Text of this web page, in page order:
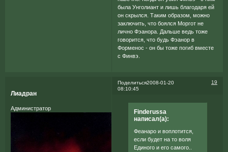
была Унголиант и лишь благодаря ей
он скрылся. Таким образом, можно
заключить, что боялся Моргот не
лично Фэанора. Дальше ведь тоже
говорится, что будь Фэанор в
Форменос - он бы тоже погиб вместе
с Финвэ.
Поделиться 19
2008-01-20
08:10:45
Лиадран
Администратор
Finderussa
написал(а):
Феанаро и воплотится,
если будет на то воля
Единого и его самого..